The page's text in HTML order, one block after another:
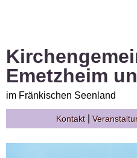
Emetzheim
im Fränkischen Seenland
Kontakt|